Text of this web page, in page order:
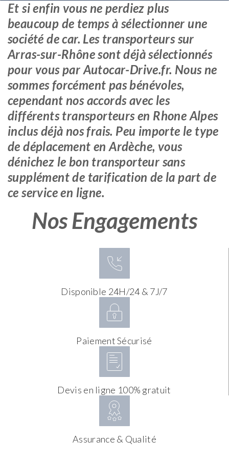
Et si enfin vous ne perdiez plus
beaucoup de temps à sélectionner une
société de car. Les transporteurs sur
Arras-sur-Rhône sont déjà sélectionnés
pour vous par Autocar-Drive.fr. Nous ne
sommes forcément pas bénévoles,
cependant nos accords avec les
différents transporteurs en Rhone Alpes
inclus déjà nos frais. Peu importe le type
de déplacement en Ardèche, vous
dénichez le bon transporteur sans
supplément de tarification de la part de
ce service en ligne.
Nos Engagements
Disponible 24H/24 & 7J/7
Paiement Sécurisé
Devis en ligne 100% gratuit
Assurance & Qualité